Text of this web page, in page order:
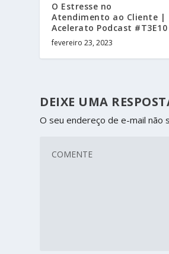
O Estresse no
Atendimento ao Cliente |
Acelerato Podcast #T3E10
fevereiro 23, 2023
DEIXE UMA
O seu endereço de e-mail não